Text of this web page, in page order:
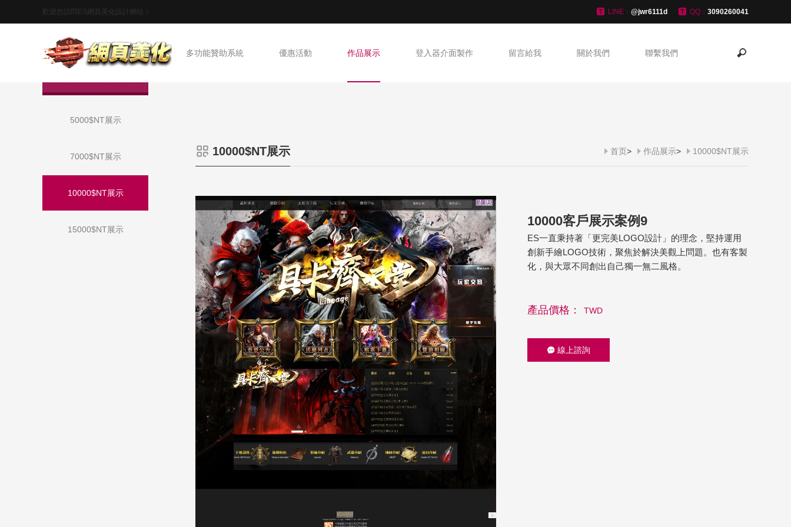
歡迎您訪問ES網頁美化設計網站！ LINE： @jwr6111d QQ： 3090260041
首頁 多功能贊助系統 優惠活動 作品展示 登入器介面製作 留言給我 關於我們 聯繫我們
5000$NT展示
7000$NT展示
10000$NT展示
15000$NT展示
10000$NT展示 首页> 作品展示> 10000$NT展示
10000客戶展示案例9
ES一直秉持著「更完美LOGO設計」的理念，堅持運用
創新手繪LOGO技術，聚焦於解決美觀上問題。也有客製
化，與大眾不同創出自己獨一無二風格。
產品價格： TWD
線上諮詢